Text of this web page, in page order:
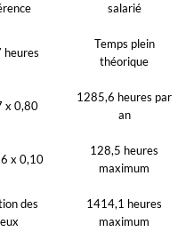
salarié
heures
Temps plein
théorique
x 0,80
1285,6 heures par
an
x 0,10
128,5 heures
maximum
des
1414,1 heures
maximum